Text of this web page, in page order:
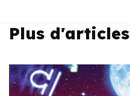
Plus d'articles